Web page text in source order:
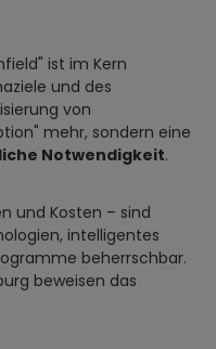
ist im Kern
und des
von
mehr, sondern eine
Notwendigkeit.
und Kosten – sind
intelligentes
beherrschbar.
beweisen das